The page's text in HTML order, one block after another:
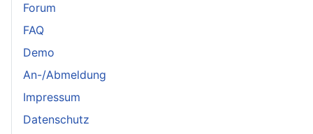
Forum
FAQ
Demo
An-/Abmeldung
Impressum
Datenschutz